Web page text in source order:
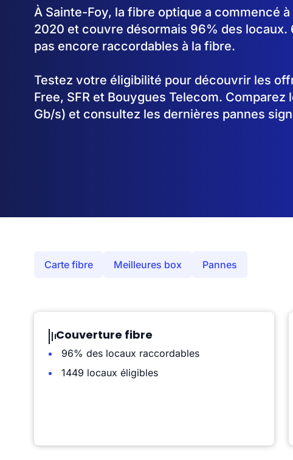
À Sainte-Foy, la fibre optique a commencé
2020 et couvre désormais 96% des locaux.
pas encore raccordables à la fibre.
Testez votre éligibilité pour découvrir les
Free, SFR et Bouygues Telecom. Comparez
Gb/s) et consultez les dernières pannes
Carte fibre Meilleures box Pannes
Couverture fibre
96% des locaux raccordables
1449 locaux éligibles